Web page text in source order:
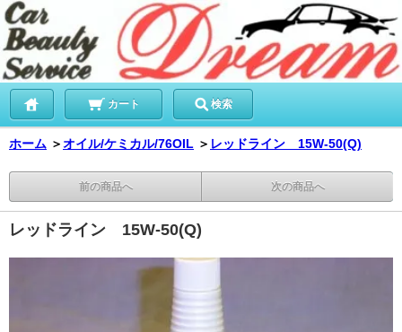
カート 検索
ホーム ＞オイル/ケミカル/76OIL ＞ レッドライン 15W-50(Q)
前の商品へ 次の商品へ
レッドライン 15W-50(Q)